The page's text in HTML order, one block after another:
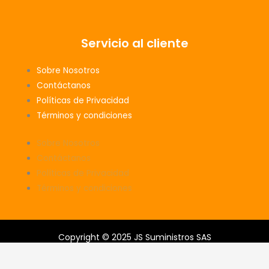
Servicio al cliente
Sobre Nosotros
Contáctanos
Políticas de Privacidad
Términos y condiciones
Sobre Nosotros
Contáctanos
Políticas de Privacidad
Términos y condiciones
Copyright © 2025 JS Suministros SAS